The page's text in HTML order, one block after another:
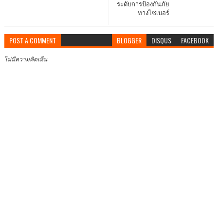
ระดับการป้องกันภัย
ทางไซเบอร์
POST A COMMENT BLOGGER DISQUS FACEBOOK
ไม่มีความคิดเห็น